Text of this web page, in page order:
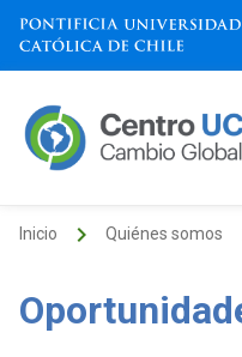
Inicio keyboard_arrow_right Quiénes somos